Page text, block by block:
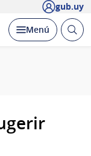
gub.uy
Desplegar
Menú Abrir